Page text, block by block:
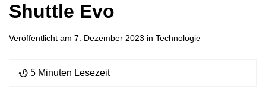
Shuttle Evo
Veröffentlicht am 7. Dezember 2023 in Technologie
5 Minuten Lesezeit